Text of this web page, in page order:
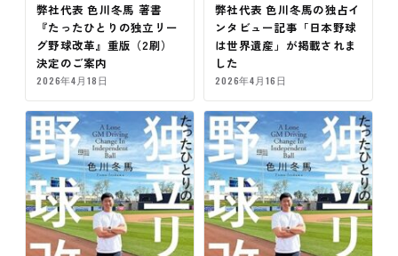
弊社代表 色川冬馬 著書
『たったひとりの独立リー
グ野球改革』重版（2刷）
決定のご案内
2026年4月18日
弊社代表 色川冬馬の独占イ
ンタビュー記事「日本野球
は世界遺産」が掲載されま
した
2026年4月16日